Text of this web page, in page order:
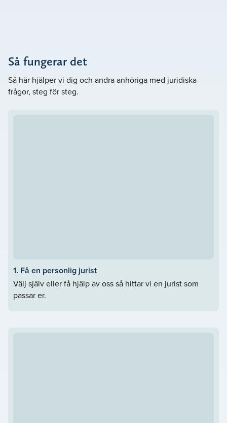
Så fungerar det
Så här hjälper vi dig och andra anhöriga med juridiska
frågor, steg för steg.
1. Få en personlig jurist
Välj själv eller få hjälp av oss så hittar vi en jurist som
passar er.